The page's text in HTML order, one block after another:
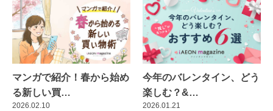
マンガで紹介！春から始め
る新しい買…
2026.02.10
今年のバレンタイン、どう
楽しむ？&…
2026.01.21